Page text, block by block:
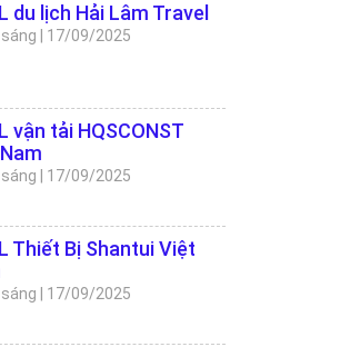
du lịch Hải Lâm Travel
17/09/2025
vận tải HQSCONST
17/09/2025
Thiết Bị Shantui Việt
17/09/2025